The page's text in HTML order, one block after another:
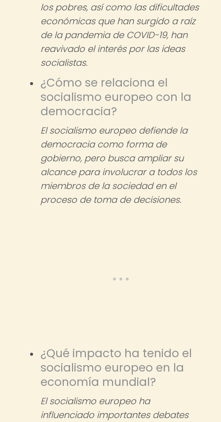
los pobres, así como las dificultades
económicas que han surgido a raíz
de la pandemia de COVID-19, han
reavivado el interés por las ideas
socialistas.
¿Cómo se relaciona el
socialismo europeo con la
democracia?
El socialismo europeo defiende la
democracia como forma de
gobierno, pero busca ampliar su
alcance para involucrar a todos los
miembros de la sociedad en el
proceso de toma de decisiones.
¿Qué impacto ha tenido el
socialismo europeo en la
economía mundial?
El socialismo europeo ha
influenciado importantes debates